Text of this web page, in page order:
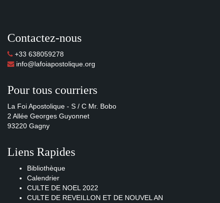
Contactez-nous
+33 638059278
info@lafoiapostolique.org
Pour tous courriers
La Foi Apostolique - S / C Mr. Bobo
2 Allée Georges Guyonnet
93220 Gagny
Liens Rapides
Bibliothèque
Calendrier
CULTE DE NOEL 2022
CULTE DE REVEILLON ET DE NOUVEL AN